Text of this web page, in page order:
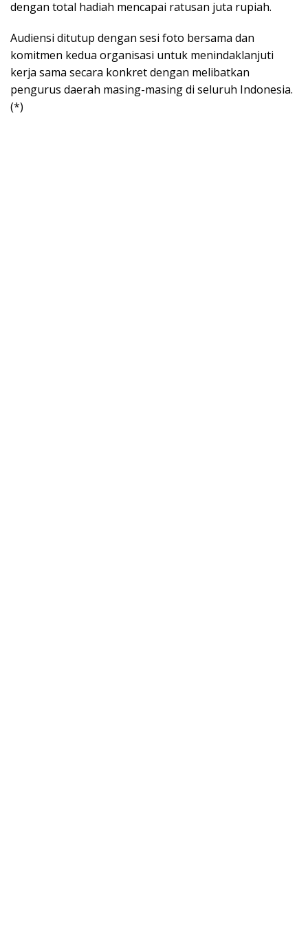
dengan total hadiah mencapai ratusan juta rupiah.
Audiensi ditutup dengan sesi foto bersama dan
komitmen kedua organisasi untuk menindaklanjuti
kerja sama secara konkret dengan melibatkan
pengurus daerah masing-masing di seluruh Indonesia.
(*)